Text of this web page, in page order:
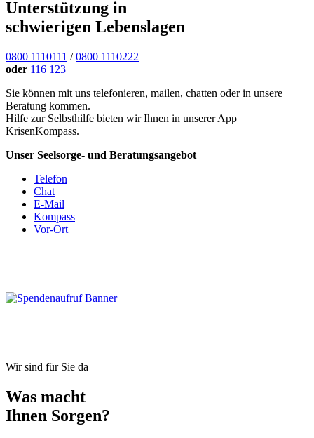
Unterstützung in
schwierigen Lebenslagen
0800 1110111 /0800 1110222
oder 116 123
Sie können mit uns telefonieren, mailen, chatten oder in unsere
Beratung kommen.
Hilfe zur Selbsthilfe bieten wir Ihnen in unserer App
KrisenKompass.
Unser Seelsorge- und Beratungsangebot
Telefon
Chat
E-Mail
Kompass
Vor-Ort
Wir sind für Sie da
Was macht
Ihnen Sorgen?